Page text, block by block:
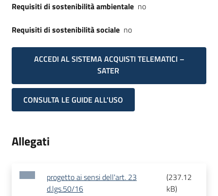
Requisiti di sostenibilità ambientale no
Requisiti di sostenibilità sociale no
ACCEDI AL SISTEMA ACQUISTI TELEMATICI –
SATER
CONSULTA LE GUIDE ALL'USO
Allegati
progetto ai sensi dell'art. 23
d.lgs.50/16
(237.12
kB)